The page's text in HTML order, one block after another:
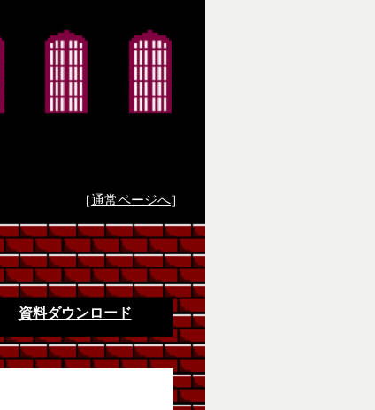
［通常ページへ］
資料ダウンロード